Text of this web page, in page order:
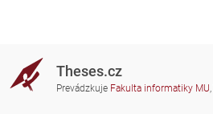
Theses.cz
Prevádzkuje Fakulta informatiky MU,